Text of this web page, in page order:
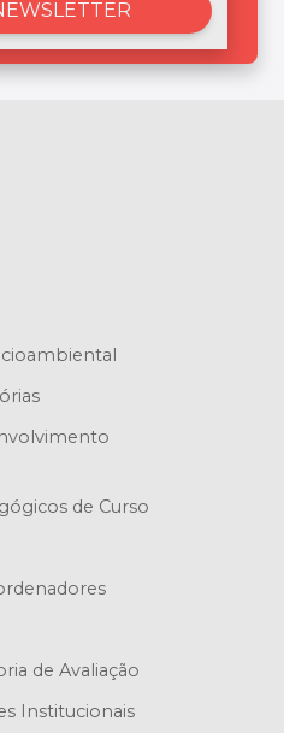
de Curso
de Avaliação
Institucionais